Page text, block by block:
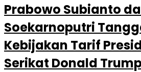
Prabowo Subianto
Soekarnoputri
Kebijakan Tarif
Serikat Donald